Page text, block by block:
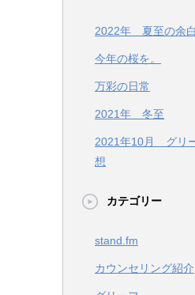
2022年 夏至の余白
今年の桜を。
万彩の日常
2021年 冬至
2021年10月 グリ
想
カテゴリー
stand.fm
カウンセリング紹介